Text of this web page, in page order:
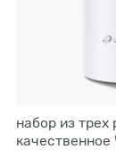
набор из
качественное